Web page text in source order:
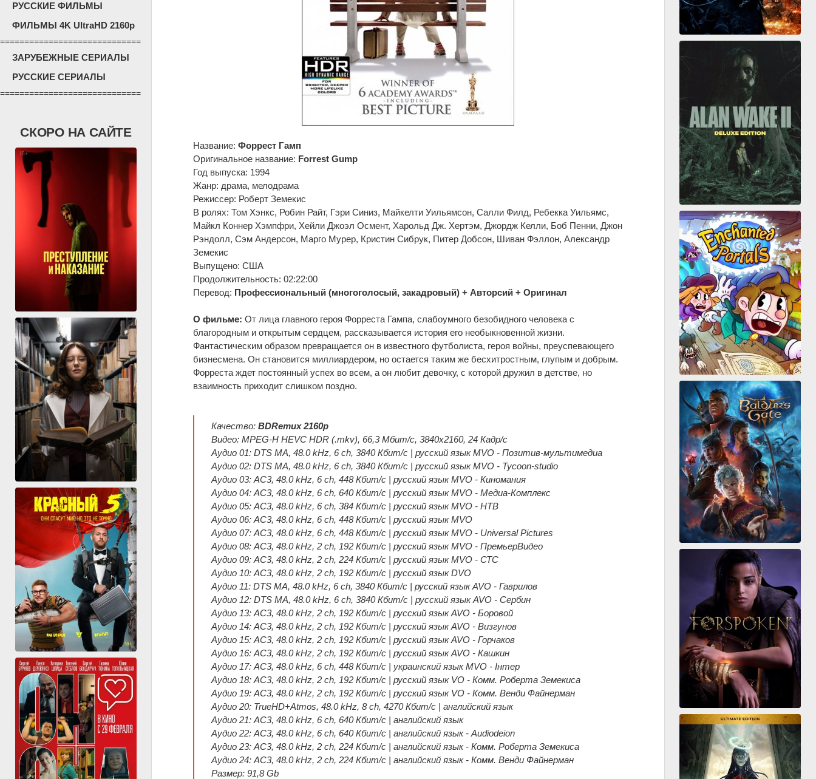
РУССКИЕ ФИЛЬМЫ
ФИЛЬМЫ 4K UltraHD 2160p
=============================
ЗАРУБЕЖНЫЕ СЕРИАЛЫ
РУССКИЕ СЕРИАЛЫ
=============================
СКОРО НА САЙТЕ
Название: Форрест Гамп
Оригинальное название: Forrest Gump
Год выпуска: 1994
Жанр: драма, мелодрама
Режиссер: Роберт Земекис
В ролях: Том Хэнкс, Робин Райт, Гэри Синиз, Майкелти Уильямсон, Салли Филд, Ребекка Уильямс,
Майкл Коннер Хэмпфри, Хейли Джоэл Осмент, Харольд Дж. Хертэм, Джордж Келли, Боб Пенни, Джон
Рэндолл, Сэм Андерсон, Марго Мурер, Кристин Сибрук, Питер Добсон, Шиван Фэллон, Александр
Земекис
Выпущено: США
Продолжительность: 02:22:00
Перевод: Профессиональный (многоголосый, закадровый) + Авторсий + Оригинал
О фильме: От лица главного героя Форреста Гампа, слабоумного безобидного человека с
благородным и открытым сердцем, рассказывается история его необыкновенной жизни.
Фантастическим образом превращается он в известного футболиста, героя войны, преуспевающего
бизнесмена. Он становится миллиардером, но остается таким же бесхитростным, глупым и добрым.
Форреста ждет постоянный успех во всем, а он любит девочку, с которой дружил в детстве, но
взаимность приходит слишком поздно.
Качество: BDRemux 2160p
Видео: MPEG-H HEVC HDR (.mkv), 66,3 Мбит/с, 3840x2160, 24 Кадр/с
Аудио 01: DTS MA, 48.0 kHz, 6 ch, 3840 Кбит/с | русский язык MVO - Позитив-мультимедиа
Аудио 02: DTS MA, 48.0 kHz, 6 ch, 3840 Кбит/с | русский язык MVO - Tycoon-studio
Аудио 03: AC3, 48.0 kHz, 6 ch, 448 Кбит/с | русский язык MVO - Киномания
Аудио 04: AC3, 48.0 kHz, 6 ch, 640 Кбит/с | русский язык MVO - Медиа-Комплекс
Аудио 05: AC3, 48.0 kHz, 6 ch, 384 Кбит/с | русский язык MVO - НТВ
Аудио 06: AC3, 48.0 kHz, 6 ch, 448 Кбит/с | русский язык MVO
Аудио 07: AC3, 48.0 kHz, 6 ch, 448 Кбит/с | русский язык MVO - Universal Pictures
Аудио 08: AC3, 48.0 kHz, 2 ch, 192 Кбит/с | русский язык MVO - ПремьерВидео
Аудио 09: AC3, 48.0 kHz, 2 ch, 224 Кбит/с | русский язык MVO - СТС
Аудио 10: AC3, 48.0 kHz, 2 ch, 192 Кбит/с | русский язык DVO
Аудио 11: DTS MA, 48.0 kHz, 6 ch, 3840 Кбит/с | русский язык AVO - Гаврилов
Аудио 12: DTS MA, 48.0 kHz, 6 ch, 3840 Кбит/с | русский язык AVO - Сербин
Аудио 13: AC3, 48.0 kHz, 2 ch, 192 Кбит/с | русский язык AVO - Боровой
Аудио 14: AC3, 48.0 kHz, 2 ch, 192 Кбит/с | русский язык AVO - Визгунов
Аудио 15: AC3, 48.0 kHz, 2 ch, 192 Кбит/с | русский язык AVO - Горчаков
Аудио 16: AC3, 48.0 kHz, 2 ch, 192 Кбит/с | русский язык AVO - Кашкин
Аудио 17: AC3, 48.0 kHz, 6 ch, 448 Кбит/с | украинский язык MVO - Інтер
Аудио 18: AC3, 48.0 kHz, 2 ch, 192 Кбит/с | русский язык VO - Комм. Роберта Земекиса
Аудио 19: AC3, 48.0 kHz, 2 ch, 192 Кбит/с | русский язык VO - Комм. Венди Файнерман
Аудио 20: TrueHD+Atmos, 48.0 kHz, 8 ch, 4270 Кбит/с | английский язык
Аудио 21: AC3, 48.0 kHz, 6 ch, 640 Кбит/с | английский язык
Аудио 22: AC3, 48.0 kHz, 6 ch, 640 Кбит/с | английский язык - Audiodeion
Аудио 23: AC3, 48.0 kHz, 2 ch, 224 Кбит/с | английский язык - Комм. Роберта Земекиса
Аудио 24: AC3, 48.0 kHz, 2 ch, 224 Кбит/с | английский язык - Комм. Венди Файнерман
Размер: 91,8 Gb